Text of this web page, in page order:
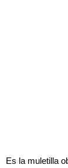
Es la muletilla